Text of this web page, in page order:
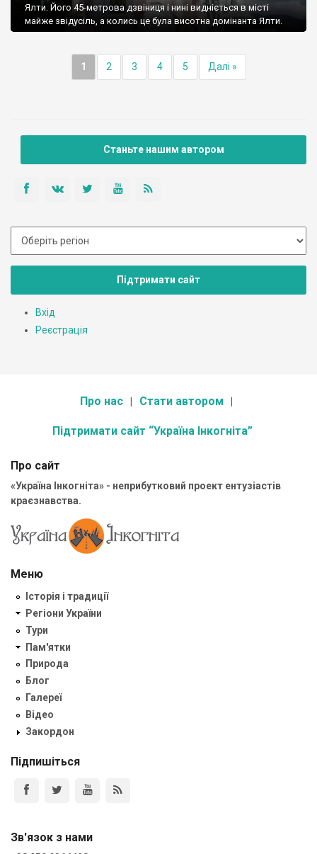
Ялти. Його 45-метрова дзвіниця і нині видніється в місті
майже звідусіль, а колись це була висотна домінанта Ялти.
1 2 3 4 5 Далі »
Станьте нашим автором
Підтримати сайт
Вхід
Реєстрація
Про нас Стати автором
Підтримати сайт “Україна Інкогніта”
Про сайт
«Україна Інкогніта» - неприбутковий проект ентузіастів
краєзнавства.
Меню
Історія і традиції
Регіони України
Тури
Пам'ятки
Природа
Блог
Галереї
Відео
Закордон
Підпишіться
Зв'язок з нами